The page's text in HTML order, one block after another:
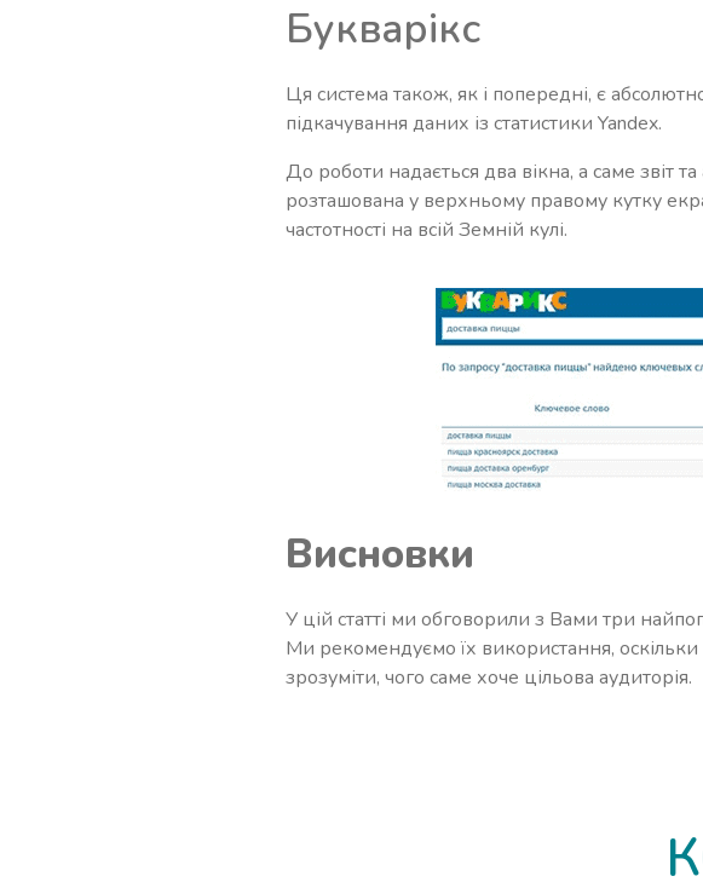
Букварікс
Ця система також, як і попередні, є
підкачування даних із статистики Yandex.
До роботи надається два вікна, а саме звіт
розташована у верхньому правому кутку
частотності на всій Земній кулі.
Висновки
У цій статті ми обговорили з Вами три
Ми рекомендуємо їх використання,
зрозуміти, чого саме хоче цільова аудиторія.